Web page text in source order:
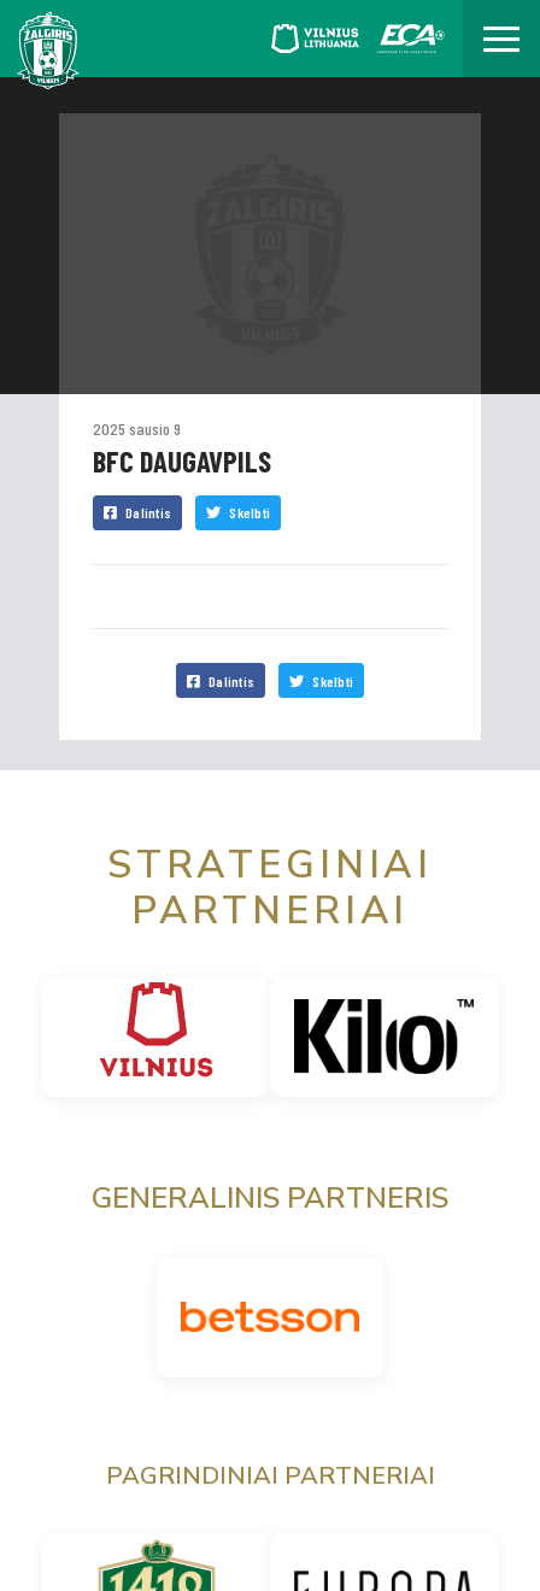
2025 sausio 9
BFC DAUGAVPILS
Dalintis Skelbti
Dalintis Skelbti
STRATEGINIAI
PARTNERIAI
GENERALINIS PARTNERIS
PAGRINDINIAI PARTNERIAI